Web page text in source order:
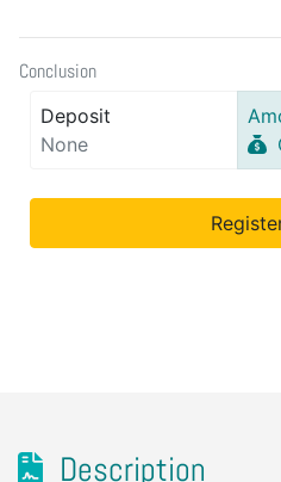
Conclusion
Deposit
None
Description